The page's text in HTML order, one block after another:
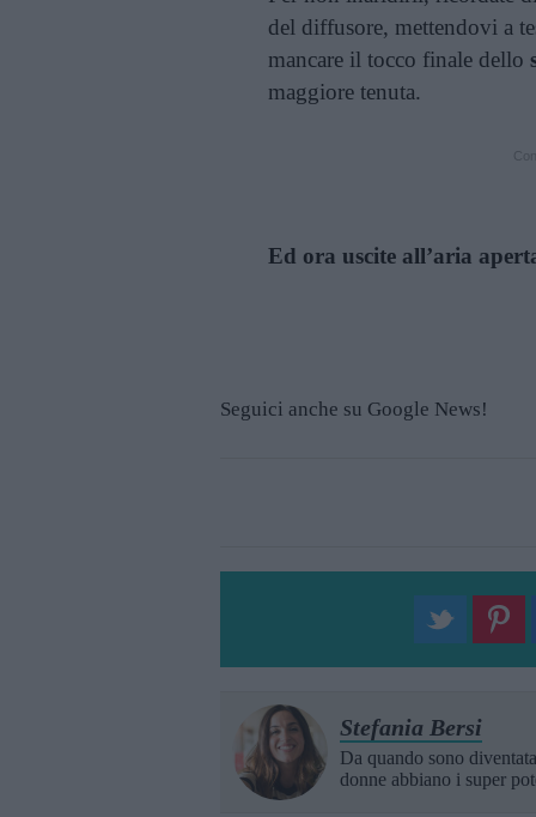
del diffusore, mettendovi a
mancare il tocco finale dello
maggiore tenuta.
Ed ora uscite all’aria
Seguici anche su Google News!
Stefania Bersi
Da quando sono
donne abbiano i super